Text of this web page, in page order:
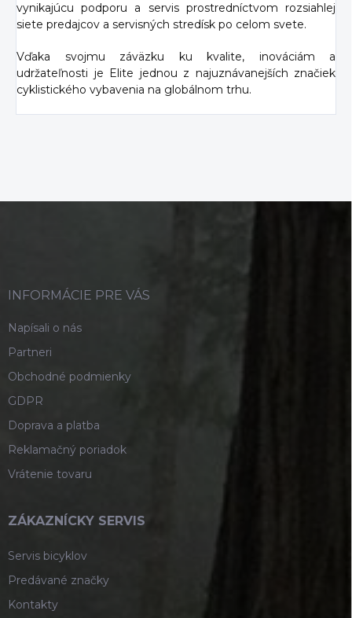
vynikajúcu podporu a servis prostredníctvom rozsiahlej
siete predajcov a servisných stredísk po celom svete.
Vďaka svojmu záväzku ku kvalite, inováciám a
udržateľnosti je Elite jednou z najuznávanejších značiek
cyklistického vybavenia na globálnom trhu.
INFORMÁCIE PRE VÁS
Napísali o nás
Partneri
Obchodné podmienky
GDPR
Doprava a platba
Reklamačný poriadok
Vrátenie tovaru
ZÁKAZNÍCKY SERVIS
Servis bicyklov
Predávané značky
Kontakty